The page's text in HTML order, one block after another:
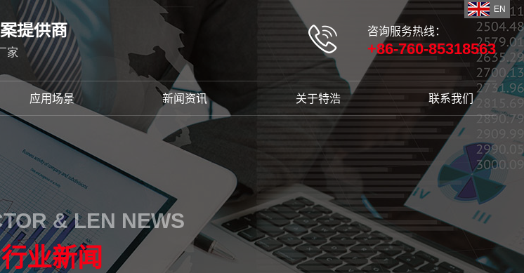
提供商
家
咨询服务热线：
+86-760-85318563
EN
应用场景 新闻资讯 关于特浩 联系我们
& LEN NEWS
行业新闻